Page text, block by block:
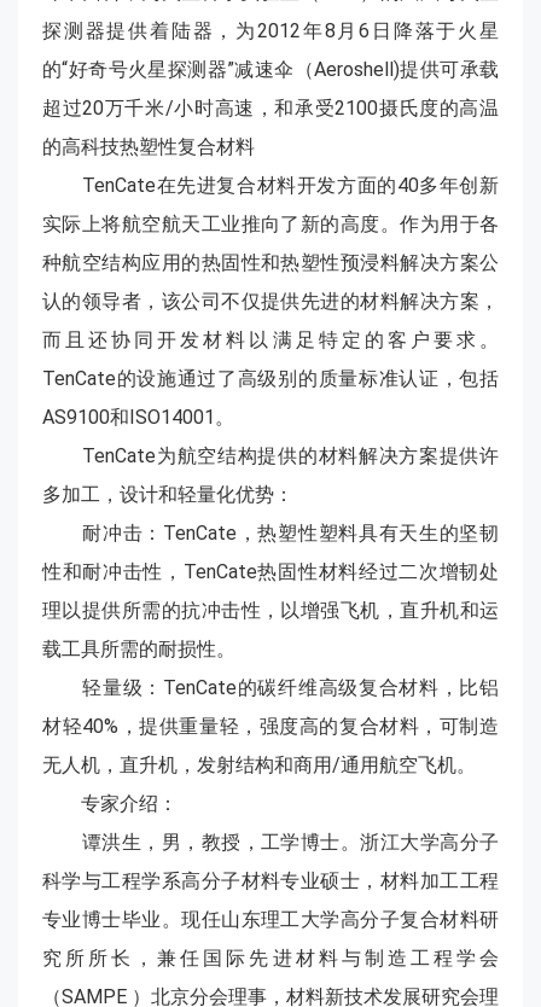
探测器提供着陆器，为2012年8月6日降落于火星
的“好奇号火星探测器”减速伞（Aeroshell)提供可承载
超过20万千米/小时高速，和承受2100摄氏度的高温
的高科技热塑性复合材料
TenCate在先进复合材料开发方面的40多年创新
实际上将航空航天工业推向了新的高度。作为用于各
种航空结构应用的热固性和热塑性预浸料解决方案公
认的领导者，该公司不仅提供先进的材料解决方案，
而且还协同开发材料以满足特定的客户要求。
TenCate的设施通过了高级别的质量标准认证，包括
AS9100和ISO14001。
TenCate为航空结构提供的材料解决方案提供许
多加工，设计和轻量化优势：
耐冲击：TenCate，热塑性塑料具有天生的坚韧
性和耐冲击性，TenCate热固性材料经过二次增韧处
理以提供所需的抗冲击性，以增强飞机，直升机和运
载工具所需的耐损性。
轻量级：TenCate的碳纤维高级复合材料，比铝
材轻40%，提供重量轻，强度高的复合材料，可制造
无人机，直升机，发射结构和商用/通用航空飞机。
专家介绍：
谭洪生，男，教授，工学博士。浙江大学高分子
科学与工程学系高分子材料专业硕士，材料加工工程
专业博士毕业。现任山东理工大学高分子复合材料研
究所所长，兼任国际先进材料与制造工程学会
（SAMPE ）北京分会理事，材料新技术发展研究会理